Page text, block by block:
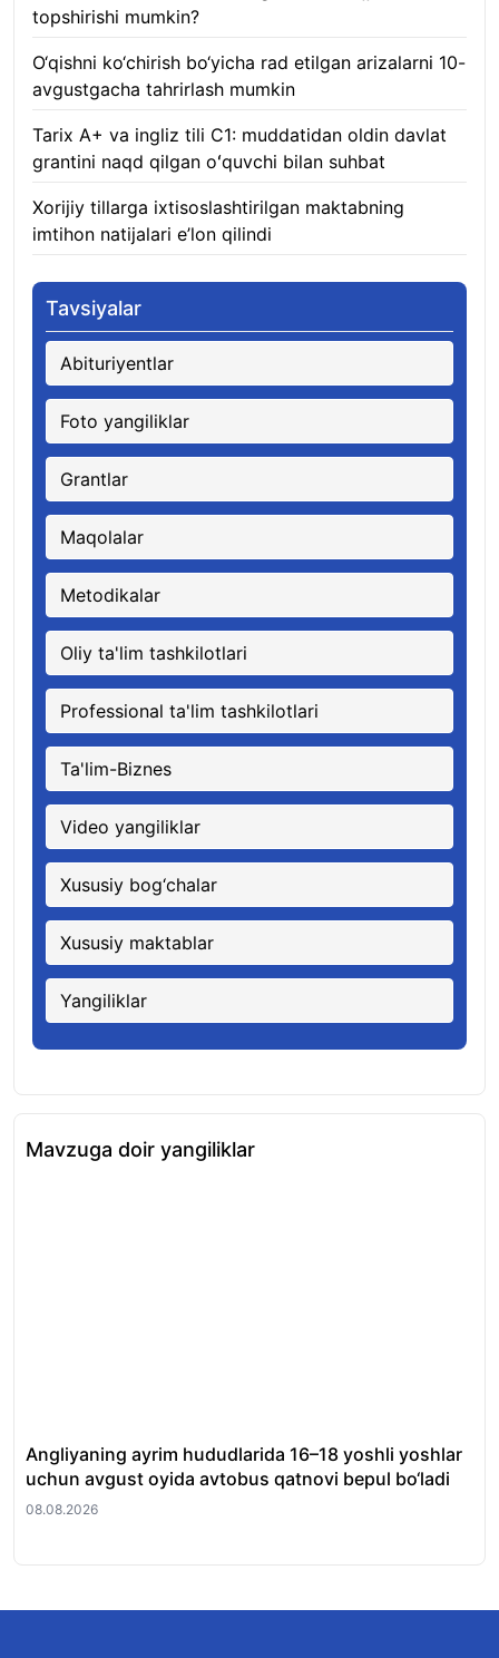
topshirishi mumkin?
O‘qishni ko‘chirish bo‘yicha rad etilgan arizalarni 10-
avgustgacha tahrirlash mumkin
Tarix A+ va ingliz tili C1: muddatidan oldin davlat
grantini naqd qilgan oʻquvchi bilan suhbat
Xorijiy tillarga ixtisoslashtirilgan maktabning
imtihon natijalari e’lon qilindi
Tavsiyalar
Abituriyentlar
Foto yangiliklar
Grantlar
Maqolalar
Metodikalar
Oliy ta'lim tashkilotlari
Professional ta'lim tashkilotlari
Ta'lim-Biznes
Video yangiliklar
Xususiy bog‘chalar
Xususiy maktablar
Yangiliklar
Mavzuga doir yangiliklar
Angliyaning ayrim hududlarida 16–18 yoshli yoshlar
uchun avgust oyida avtobus qatnovi bepul bo‘ladi
08.08.2026